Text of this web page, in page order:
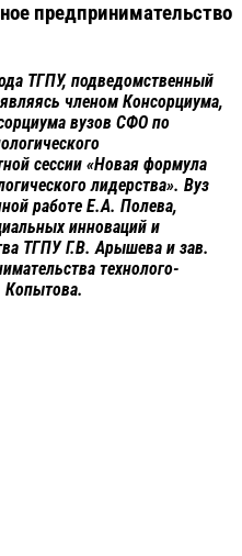
предпринимательство
ТГПУ, подведомственный
членом Консорциума,
вузов СФО по
сессии «Новая формула
лидерства». Вуз
работе Е.А. Полева,
инноваций и
ТГПУ Г.В. Арышева и зав.
технолого-
Копытова.